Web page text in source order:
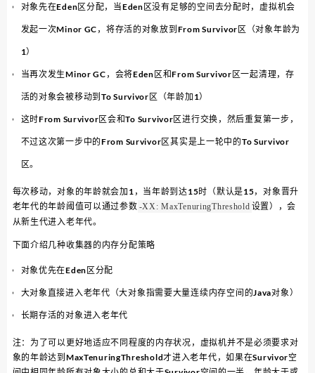
对象先在Eden区分配，当Eden区没有足够的空间去分配时，虚拟机会
发起一次Minor GC，将存活的对象放到From Survivor区（对象年龄为
1）
当再次发生Minor GC，会将Eden区和From Survivor区一起清理，存
活的对象会被移动到To Survivor区（年龄加1）
这时From Survivor区会和To Survivor区进行交换，然后重复第一步，
不过这次第一步中的From Survivor区其实是上一轮中的To Survivor
区。
每次移动，对象的年龄就会加1，当年龄到达15时（默认是15，对象晋升
老年代的年龄阈值可以通过参数 -XX: MaxTenuringThreshold 设置），会
从新生代进入老年代。
下面介绍几种收集器的内存分配策略
对象优先在Eden区分配
大对象直接进入老年代（大对象指需要大量连续内存空间的Java对象）
长期存活的对象进入老年代
注：为了可以更好地适应不同程度的内存状况，虚拟机并不是必须要求对
象的年龄达到MaxTenuringThreshold才进入老年代，如果在Survivor空